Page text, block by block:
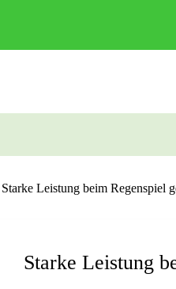
Starke Leistung beim Regenspiel
Starke Leistung